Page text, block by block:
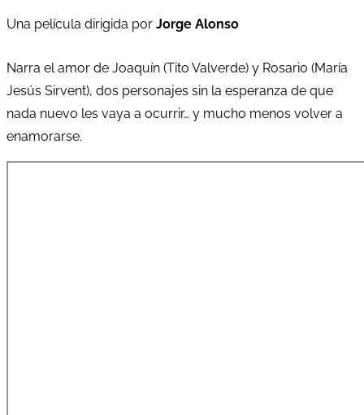
Una película dirigida por Jorge Alonso
Narra el amor de Joaquín (Tito Valverde) y Rosario (María
Jesús Sirvent), dos personajes sin la esperanza de que
nada nuevo les vaya a ocurrir… y mucho menos volver a
enamorarse.